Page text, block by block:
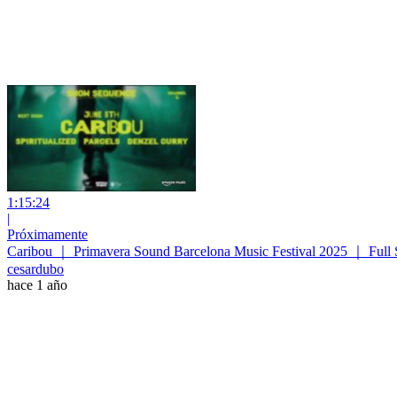
1:15:24
|
Próximamente
Caribou ｜ Primavera Sound Barcelona Music Festival 2025 ｜ Full
cesardubo
hace 1 año